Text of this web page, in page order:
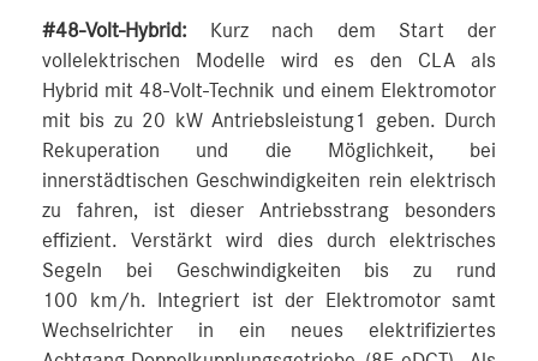
#48-Volt-Hybrid: Kurz nach dem Start der
vollelektrischen Modelle wird es den CLA als
Hybrid mit 48-Volt-Technik und einem Elektromotor
mit bis zu 20 kW Antriebsleistung1 geben. Durch
Rekuperation und die Möglichkeit, bei
innerstädtischen Geschwindigkeiten rein elektrisch
zu fahren, ist dieser Antriebsstrang besonders
effizient. Verstärkt wird dies durch elektrisches
Segeln bei Geschwindigkeiten bis zu rund
100 km/h. Integriert ist der Elektromotor samt
Wechselrichter in ein neues elektrifiziertes